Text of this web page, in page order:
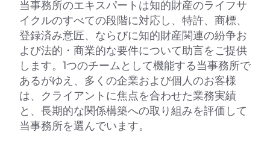
当事務所のエキスパートは知的財産のライフサ
イクルのすべての段階に対応し、特許、商標、
登録済み意匠、ならびに知的財産関連の紛争お
よび法的・商業的な要件について助言をご提供
します。1つのチームとして機能する当事務所で
あるがゆえ、多くの企業および個人のお客様
は、クライアントに焦点を合わせた業務実績
と、長期的な関係構築への取り組みを評価して
当事務所を選んでいます。